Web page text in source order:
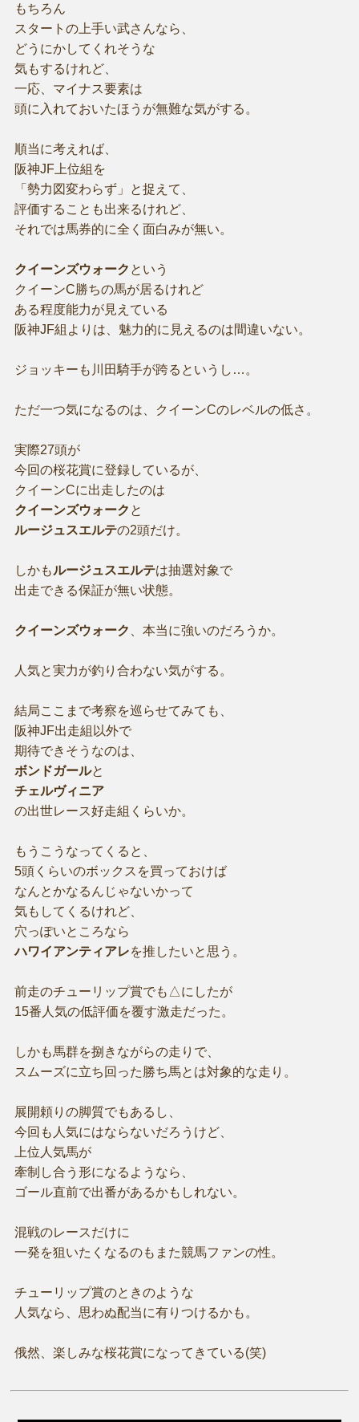
もちろん
スタートの上手い武さんなら、
どうにかしてくれそうな
気もするけれど、
一応、マイナス要素は
頭に入れておいたほうが無難な気がする。
順当に考えれば、
阪神JF上位組を
「勢力図変わらず」と捉えて、
評価することも出来るけれど、
それでは馬券的に全く面白みが無い。
クイーンズウォーク という
クイーンC勝ちの馬が居るけれど
ある程度能力が見えている
阪神JF組よりは、魅力的に見えるのは間違いない。
ジョッキーも川田騎手が跨るというし…。
ただ一つ気になるのは、クイーンCのレベルの低さ。
実際27頭が
今回の桜花賞に登録しているが、
クイーンCに出走したのは
クイーンズウォーク と
ルージュスエルテの2頭だけ。
しかもルージュスエルテは抽選対象で
出走できる保証が無い状態。
クイーンズウォーク 、本当に強いのだろうか。
人気と実力が釣り合わない気がする。
結局ここまで考察を巡らせてみても、
阪神JF出走組以外で
期待できそうなのは、
ボンドガールと
チェルヴィニア
の出世レース好走組くらいか。
もうこうなってくると、
5頭くらいのボックスを買っておけば
なんとかなるんじゃないかって
気もしてくるけれど、
穴っぽいところなら
ハワイアンティアレを推したいと思う。
前走のチューリップ賞でも△にしたが
15番人気の低評価を覆す激走だった。
しかも馬群を捌きながらの走りで、
スムーズに立ち回った勝ち馬とは対象的な走り。
展開頼りの脚質でもあるし、
今回も人気にはならないだろうけど、
上位人気馬が
牽制し合う形になるようなら、
ゴール直前で出番があるかもしれない。
混戦のレースだけに
一発を狙いたくなるのもまた競馬ファンの性。
チューリップ賞のときのような
人気なら、思わぬ配当に有りつけるかも。
俄然、楽しみな桜花賞になってきている(笑)